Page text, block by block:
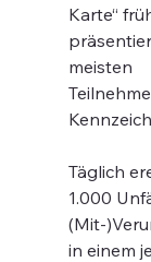
Karte“
meisten
Täglich
1.000
(Mit-
in einem